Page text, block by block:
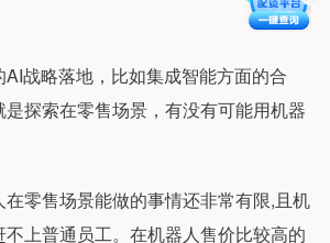
战略落地，比如集成智能方面的合
探索在零售场景，有没有可能用机器
零售场景能做的事情还非常有限,且机
上普通员工。在机器人售价比较高的